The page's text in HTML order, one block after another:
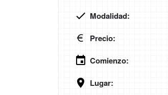
Modalidad:
Precio:
Comienzo:
Lugar: